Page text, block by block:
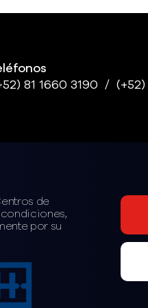
81 1660 3190 / (+52)
de
por su